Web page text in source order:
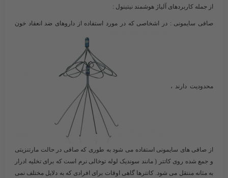
از جمله کاربردهای آلیاژ هوشمند نیتینول :
صافی سایمونی : در اشخاصی که در مورد استفاده از داروهای ضد انعقاد خون
محدودیت دارند ،
از صافی های سایمونی استفاده می شود به طوری که صافی در حالت مارتنزیتی
و جمع شده روی کاتتر ( مانند سوندیک لوله توخالی نرم است که برای تخلیه ادرار
به مثانه منتقل می شود. کاتترها گاهی اوقات برای افرادی که به دلایل مختلف نمی